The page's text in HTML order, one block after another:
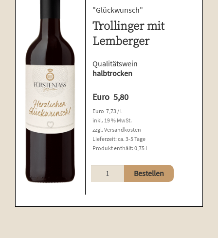
"Glückwunsch"
Trollinger mit
Lemberger
Qualitätswein
halbtrocken
Euro 5,80
Euro 7,73 / l
inkl. 19 % MwSt.
zzgl.Versandkosten
Lieferzeit:ca. 3-5 Tage
Produkt enthält: 0,75 l
Trollinger
mit
Menge
Bestellen